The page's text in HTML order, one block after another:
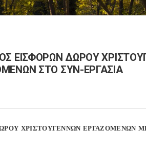
ΕΙΣΦΟΡΩΝ ΔΩΡΟΥ
ΣΤΟ ΣΥΝ-ΕΡΓΑΣΙΑ
ΧΡΙΣΤΟΥΓΕΝΝΩΝ ΕΡΓΑΖΟΜΕΝΩΝ